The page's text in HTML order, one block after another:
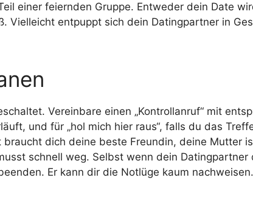
einer feiernden Gruppe. Entweder dein Date
Vielleicht entpuppt sich dein Datingpartner in
Vereinbare einen „Kontrollanruf“ mit
und für „hol mich hier raus“, falls du das
braucht dich deine beste Freundin, deine Mutter
schnell weg. Selbst wenn dein
Er kann dir die Notlüge kaum nachweisen.